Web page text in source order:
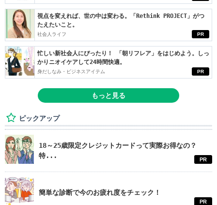
PR
視点を変えれば、世の中は変わる。「Rethink PROJECT」がつ
たえたいこと。
社会人ライフ
PR
忙しい新社会人にぴったり！ 「朝リフレア」をはじめよう。しっ
かりニオイケアして24時間快適。
身だしなみ・ビジネスアイテム
もっと見る
ピックアップ
18～25歳限定クレジットカードって実際お得なの？
特...
PR
簡単な診断で今のお疲れ度をチェック！
PR